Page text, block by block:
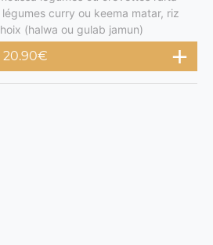
curry ou keema matar, riz
(halwa ou gulab jamun)
20.90€